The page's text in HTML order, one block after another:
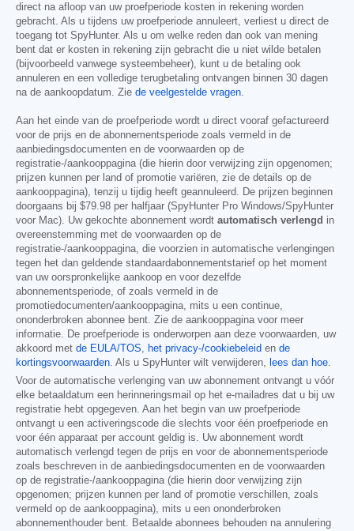
direct na afloop van uw proefperiode kosten in rekening worden
gebracht. Als u tijdens uw proefperiode annuleert, verliest u direct de
toegang tot SpyHunter. Als u om welke reden dan ook van mening
bent dat er kosten in rekening zijn gebracht die u niet wilde betalen
(bijvoorbeeld vanwege systeembeheer), kunt u de betaling ook
annuleren en een volledige terugbetaling ontvangen binnen 30 dagen
na de aankoopdatum. Zie de veelgestelde vragen.
Aan het einde van de proefperiode wordt u direct vooraf gefactureerd
voor de prijs en de abonnementsperiode zoals vermeld in de
aanbiedingsdocumenten en de voorwaarden op de
registratie-/aankooppagina (die hierin door verwijzing zijn opgenomen;
prijzen kunnen per land of promotie variëren, zie de details op de
aankooppagina), tenzij u tijdig heeft geannuleerd. De prijzen beginnen
doorgaans bij $79.98 per halfjaar (SpyHunter Pro Windows/SpyHunter
voor Mac). Uw gekochte abonnement wordt automatisch verlengd in
overeenstemming met de voorwaarden op de
registratie-/aankooppagina, die voorzien in automatische verlengingen
tegen het dan geldende standaardabonnementstarief op het moment
van uw oorspronkelijke aankoop en voor dezelfde
abonnementsperiode, of zoals vermeld in de
promotiedocumenten/aankooppagina, mits u een continue,
ononderbroken abonnee bent. Zie de aankooppagina voor meer
informatie. De proefperiode is onderworpen aan deze voorwaarden, uw
akkoord met de EULA/TOS, het privacy-/cookiebeleid en de
kortingsvoorwaarden. Als u SpyHunter wilt verwijderen, lees dan hoe.
Voor de automatische verlenging van uw abonnement ontvangt u vóór
elke betaaldatum een herinneringsmail op het e-mailadres dat u bij uw
registratie hebt opgegeven. Aan het begin van uw proefperiode
ontvangt u een activeringscode die slechts voor één proefperiode en
voor één apparaat per account geldig is. Uw abonnement wordt
automatisch verlengd tegen de prijs en voor de abonnementsperiode
zoals beschreven in de aanbiedingsdocumenten en de voorwaarden
op de registratie-/aankooppagina (die hierin door verwijzing zijn
opgenomen; prijzen kunnen per land of promotie verschillen, zoals
vermeld op de aankooppagina), mits u een ononderbroken
abonnementhouder bent. Betaalde abonnees behouden na annulering